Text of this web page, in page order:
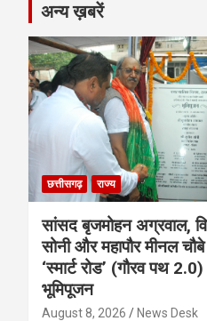
अन्य ख़बरें
छत्तीसगढ़ राज्य
सांसद बृजमोहन अग्रवाल,
सोनी और महापौर मीनल
‘स्मार्ट रोड’ (गौरव पथ
भूमिपूजन
August 8, 2026 News Desk